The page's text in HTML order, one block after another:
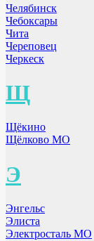
Челябинск
Чебоксары
Чита
Череповец
Черкеск
Щ
Щёкино
Щёлково МО
Э
Энгельс
Элиста
Электросталь МО